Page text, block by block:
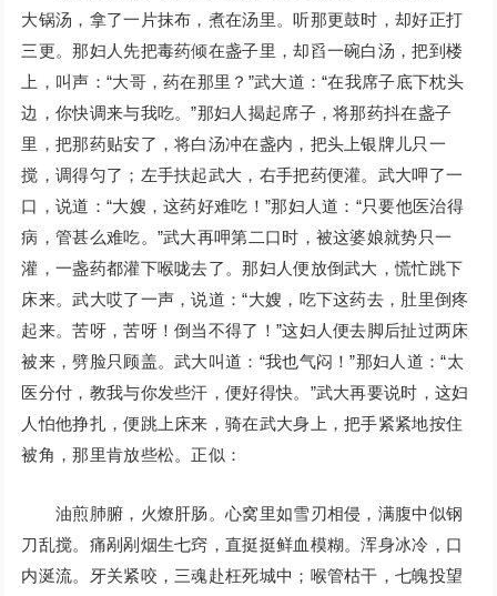
大锅汤，拿了一片抹布，煮在汤里。听那更鼓时，却好正打
三更。那妇人先把毒药倾在盏子里，却舀一碗白汤，把到楼
上，叫声：“大哥，药在那里？”武大道：“在我席子底下枕头
边，你快调来与我吃。”那妇人揭起席子，将那药抖在盏子
里，把那药贴安了，将白汤冲在盏内，把头上银牌儿只一
搅，调得匀了；左手扶起武大，右手把药便灌。武大呷了一
口，说道：“大嫂，这药好难吃！”那妇人道：“只要他医治得
病，管甚么难吃。”武大再呷第二口时，被这婆娘就势只一
灌，一盏药都灌下喉咙去了。那妇人便放倒武大，慌忙跳下
床来。武大哎了一声，说道：“大嫂，吃下这药去，肚里倒疼
起来。苦呀，苦呀！倒当不得了！”这妇人便去脚后扯过两床
被来，劈脸只顾盖。武大叫道：“我也气闷！”那妇人道：“太
医分付，教我与你发些汗，便好得快。”武大再要说时，这妇
人怕他挣扎，便跳上床来，骑在武大身上，把手紧紧地按住
被角，那里肯放些松。正似：
油煎肺腑，火燎肝肠。心窝里如雪刃相侵，满腹中似钢
刀乱搅。痛剐剐烟生七窍，直挺挺鲜血模糊。浑身冰冷，口
内涎流。牙关紧咬，三魂赴枉死城中；喉管枯干，七魄投望